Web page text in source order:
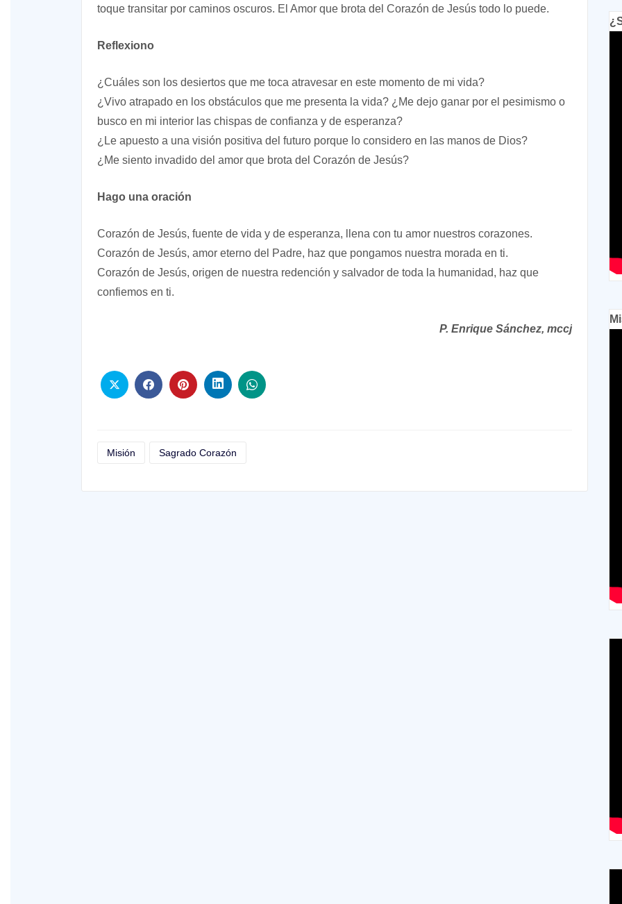
toque transitar por caminos oscuros. El Amor que brota del Corazón de Jesús todo lo puede.
Reflexiono
¿Cuáles son los desiertos que me toca atravesar en este momento de mi vida?
¿Vivo atrapado en los obstáculos que me presenta la vida? ¿Me dejo ganar por el pesimismo o
busco en mi interior las chispas de confianza y de esperanza?
¿Le apuesto a una visión positiva del futuro porque lo considero en las manos de Dios?
¿Me siento invadido del amor que brota del Corazón de Jesús?
Hago una oración
Corazón de Jesús, fuente de vida y de esperanza, llena con tu amor nuestros corazones.
Corazón de Jesús, amor eterno del Padre, haz que pongamos nuestra morada en ti.
Corazón de Jesús, origen de nuestra redención y salvador de toda la humanidad, haz que
confiemos en ti.
P. Enrique Sánchez, mccj
Misión Sagrado Corazón